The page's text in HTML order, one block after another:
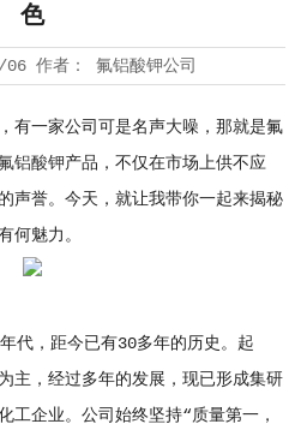
色
06 作者： 氟铝酸钾公司
有一家公司可是名声大噪，那就是氟
铝酸钾产品，不仅在市场上供不应
声誉。今天，就让我带你一起来揭秘
何魅力。
代，距今已有30多年的历史。起
主，经过多年的发展，现已形成集研
工企业。公司始终坚持“质量第一，